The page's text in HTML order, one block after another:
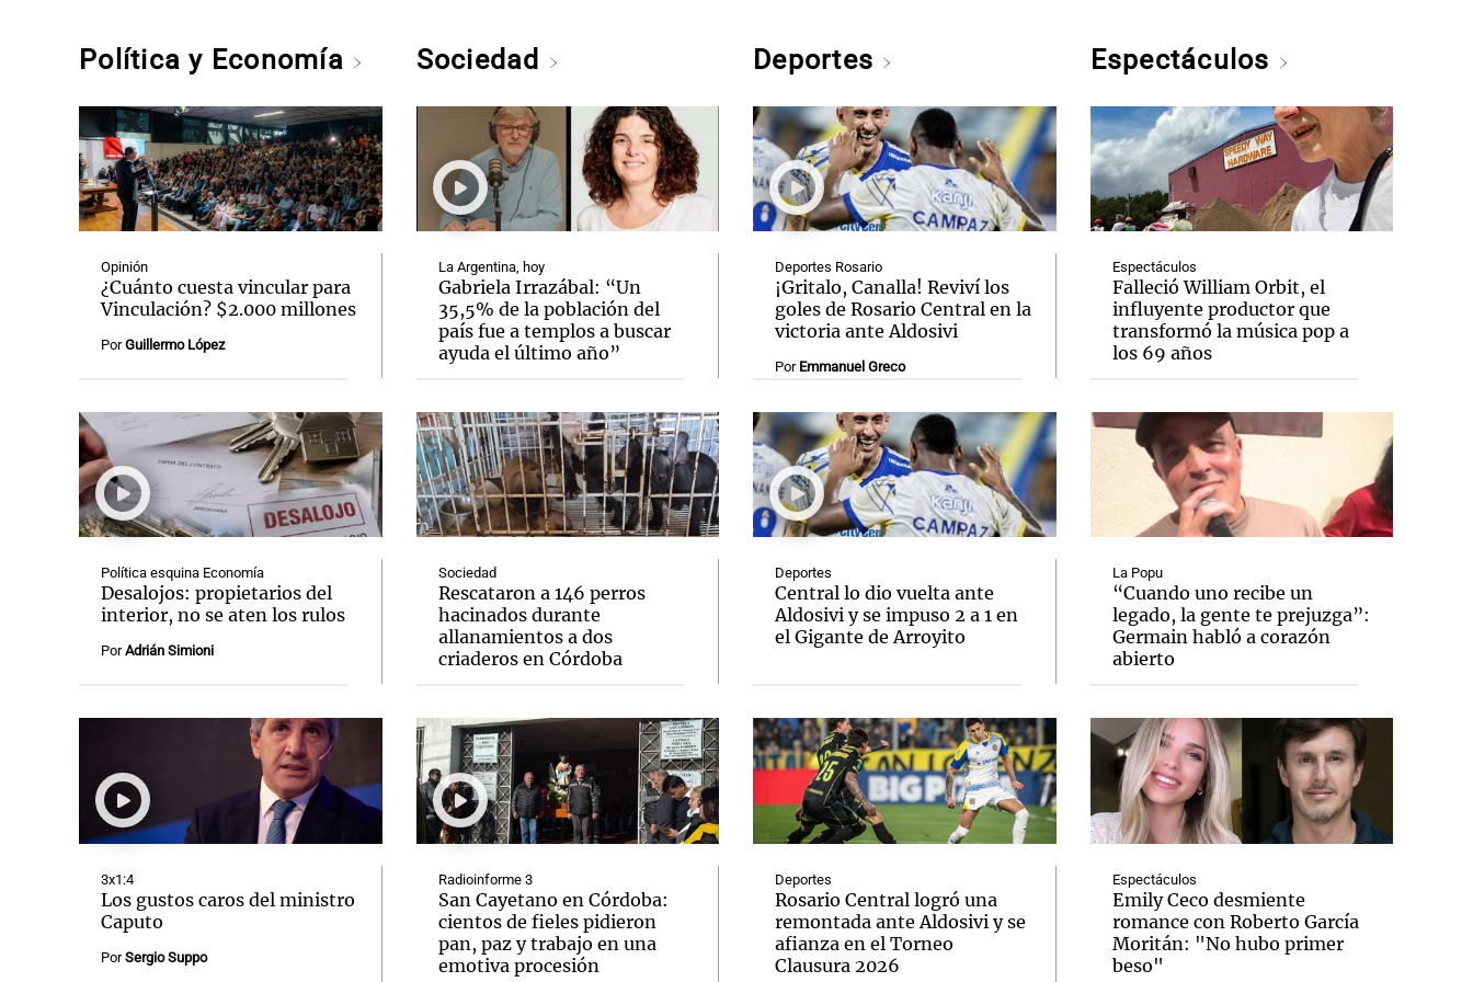
Política y Economía
Opinión
¿Cuánto cuesta vincular para
Vinculación? $2.000 millones
PorGuillermo López
Política esquina Economía
Desalojos: propietarios del
interior, no se aten los rulos
PorAdrián Simioni
3x1:4
Los gustos caros del ministro
Caputo
PorSergio Suppo
Sociedad
La Argentina, hoy
Gabriela Irrazábal: “Un
35,5% de la población del
país fue a templos a buscar
ayuda el último año”
Sociedad
Rescataron a 146 perros
hacinados durante
allanamientos a dos
criaderos en Córdoba
Radioinforme 3
San Cayetano en Córdoba:
cientos de fieles pidieron
pan, paz y trabajo en una
emotiva procesión
Deportes
Deportes Rosario
¡Gritalo, Canalla! Reviví los
goles de Rosario Central en la
victoria ante Aldosivi
Por Emmanuel Greco
Deportes
Central lo dio vuelta ante
Aldosivi y se impuso 2 a 1 en
el Gigante de Arroyito
Deportes
Rosario Central logró una
remontada ante Aldosivi y se
afianza en el Torneo
Clausura 2026
Espectáculos
Espectáculos
Falleció William Orbit, el
influyente productor que
transformó la música pop a
los 69 años
La Popu
“Cuando uno recibe un
legado, la gente te prejuzga”:
Germain habló a corazón
abierto
Espectáculos
Emily Ceco desmiente
romance con Roberto García
Moritán: "No hubo primer
beso"
Notas
El huracán de Arequito
Notas
Cadena 3 en Groenlandia
Notas